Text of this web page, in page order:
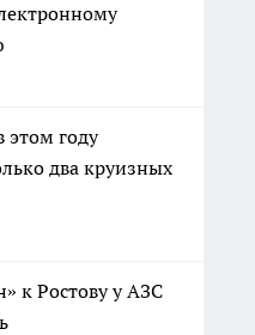
этом году
два круизных
к Ростову у АЗС